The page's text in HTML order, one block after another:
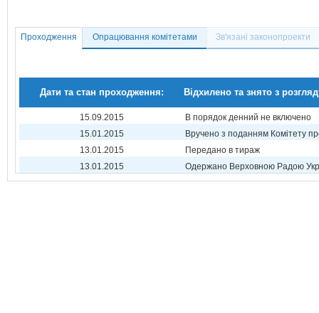
Проходження Опрацювання комітетами Зв'язані законопроекти
Дати та стан проходження: Відхилено та знято з
15.09.2015
В порядок денний не включено
15.01.2015
Вручено з поданням Комітету
13.01.2015
Передано в тираж
13.01.2015
Одержано Верховною Радою